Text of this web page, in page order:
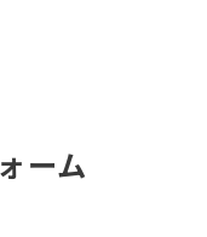
ーム